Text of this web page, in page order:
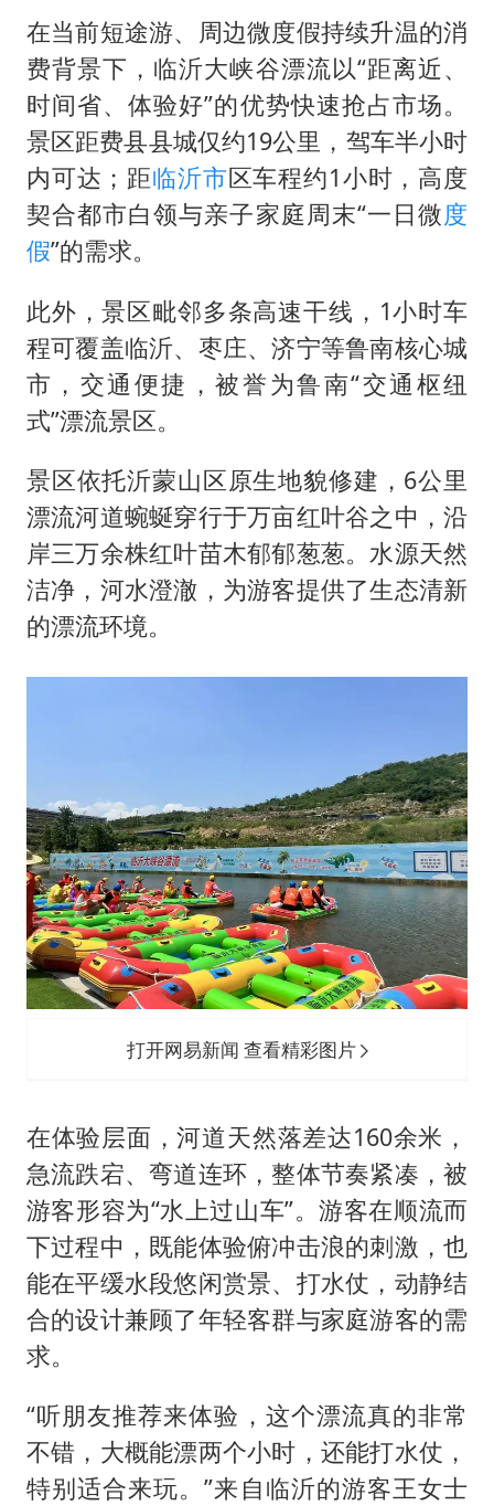
在当前短途游、周边微度假持续升温的消
费背景下，临沂大峡谷漂流以“距离近、
时间省、体验好”的优势快速抢占市场。
景区距费县县城仅约19公里，驾车半小时
内可达；距临沂市区车程约1小时，高度
契合都市白领与亲子家庭周末“一日微度
假”的需求。
此外，景区毗邻多条高速干线，1小时车
程可覆盖临沂、枣庄、济宁等鲁南核心城
市，交通便捷，被誉为鲁南“交通枢纽
式”漂流景区。
景区依托沂蒙山区原生地貌修建，6公里
漂流河道蜿蜒穿行于万亩红叶谷之中，沿
岸三万余株红叶苗木郁郁葱葱。水源天然
洁净，河水澄澈，为游客提供了生态清新
的漂流环境。
打开网易新闻 查看精彩图片
在体验层面，河道天然落差达160余米，
急流跌宕、弯道连环，整体节奏紧凑，被
游客形容为“水上过山车”。游客在顺流而
下过程中，既能体验俯冲击浪的刺激，也
能在平缓水段悠闲赏景、打水仗，动静结
合的设计兼顾了年轻客群与家庭游客的需
求。
“听朋友推荐来体验，这个漂流真的非常
不错，大概能漂两个小时，还能打水仗，
特别适合来玩。”来自临沂的游客王女士